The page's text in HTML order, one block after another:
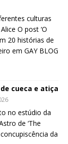
culturas
O post ‘O
20 histórias de
em GAY BLOG
cueca e atiça
no estúdio da
de ‘The
da